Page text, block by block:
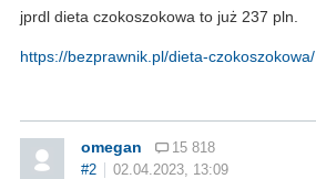
jprdl dieta czokoszokowa to już 237 pln.
https://bezprawnik.pl/dieta-czokoszokowa/
omegan
15 818
#2
02.04.2023, 13:09